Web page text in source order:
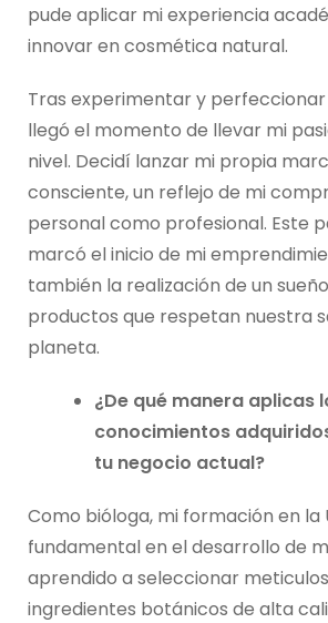
pude aplicar mi experiencia
innovar en cosmética natural.
Tras experimentar y
llegó el momento de llevar mi
nivel. Decidí lanzar mi propia
consciente, un reflejo de mi
personal como profesional. Este
marcó el inicio de mi
también la realización de un
productos que respetan nuestra
planeta.
¿De qué manera aplicas
conocimientos
tu negocio actual?
Como bióloga, mi formación en la
fundamental en el desarrollo de
aprendido a seleccionar
ingredientes botánicos de alta